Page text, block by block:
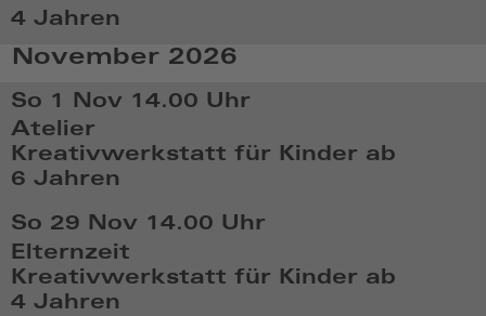
14:10
4 Jahren
So,
Okt
25
2026,
14:10
November 2026
So 1 Nov 14.00 Uhr
Atelier
Kreativwerkstatt für Kinder ab
6 Jahren
Nov
1
2026,
14:11
So 29 Nov 14.00 Uhr
Elternzeit
Kreativwerkstatt für Kinder ab
4 Jahren